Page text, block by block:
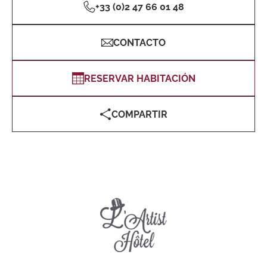
+33 (0)2 47 66 01 48
CONTACTO
RESERVAR HABITACIÓN
COMPARTIR